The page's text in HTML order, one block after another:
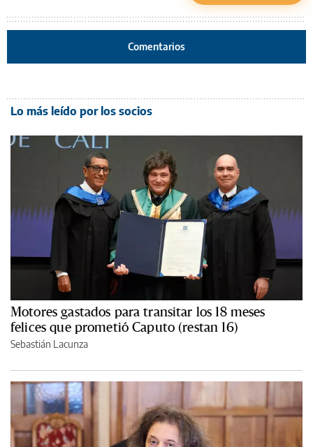
Comentarios
Lo más leído por los socios
Motores gastados para transitar los 18 meses
felices que prometió Caputo (restan 16)
Sebastián Lacunza